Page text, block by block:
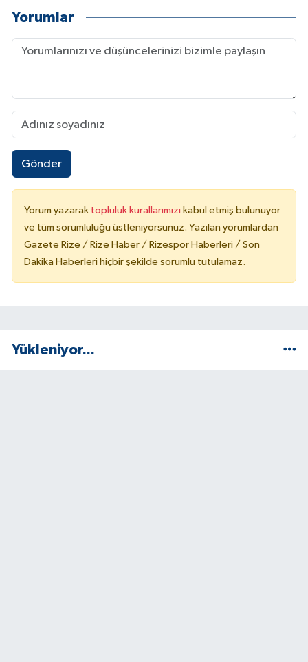
Yorumlar
Gönder
Yorum yazarak topluluk kurallarımızı kabul etmiş bulunuyor
ve tüm sorumluluğu üstleniyorsunuz. Yazılan yorumlardan
Gazete Rize / Rize Haber / Rizespor Haberleri / Son
Dakika Haberleri hiçbir şekilde sorumlu tutulamaz.
Yükleniyor...